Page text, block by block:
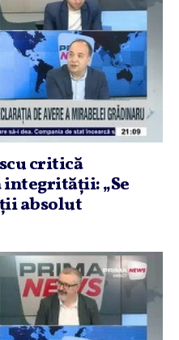
critică
„Se
absolut